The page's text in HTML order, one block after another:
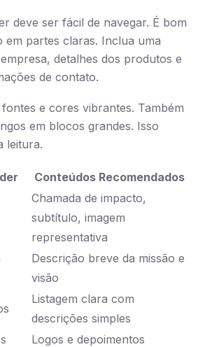
deve ser fácil de navegar. É bom
em partes claras. Inclua uma
detalhes dos produtos e
de contato.
e cores vibrantes. Também
em blocos grandes. Isso
leitura.
Conteúdos Recomendados
Chamada de impacto,
subtítulo, imagem
representativa
Descrição breve da missão e
visão
Listagem clara com
descrições simples
Logos e depoimentos